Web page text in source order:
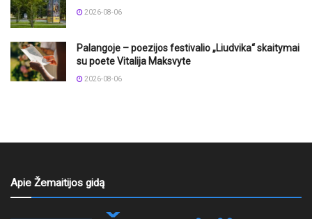
2026-08-06
Palangoje – poezijos festivalio „Liudvika“ skaitymai
su poete Vitalija Maksvyte
2026-08-06
Apie Žemaitijos gidą